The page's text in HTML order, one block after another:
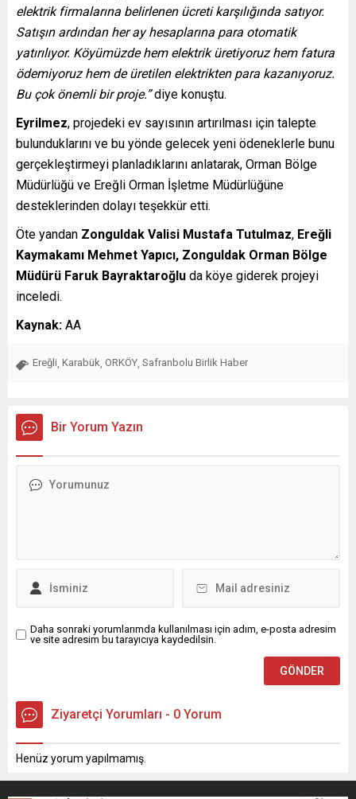
elektrik firmalarına belirlenen ücreti karşılığında satıyor.
Satışın ardından her ay hesaplarına para otomatik
yatırılıyor. Köyümüzde hem elektrik üretiyoruz hem fatura
ödemiyoruz hem de üretilen elektrikten para kazanıyoruz.
Bu çok önemli bir proje.”diye konuştu.
Eyrilmez, projedeki ev sayısının artırılması için talepte
bulunduklarını ve bu yönde gelecek yeni ödeneklerle bunu
gerçekleştirmeyi planladıklarını anlatarak, Orman Bölge
Müdürlüğü ve Ereğli Orman İşletme Müdürlüğüne
desteklerinden dolayı teşekkür etti.
Öte yandan Zonguldak Valisi Mustafa Tutulmaz, Ereğli
Kaymakamı Mehmet Yapıcı, Zonguldak Orman Bölge
Müdürü Faruk Bayraktaroğlu da köye giderek projeyi
inceledi.
Kaynak: AA
Ereğli, Karabük, ORKÖY, Safranbolu Birlik Haber
Bir Yorum Yazın
Daha sonraki yorumlarımda kullanılması için adım, e-posta adresim
ve site adresim bu tarayıcıya kaydedilsin.
Ziyaretçi Yorumları - 0 Yorum
Henüz yorum yapılmamış.